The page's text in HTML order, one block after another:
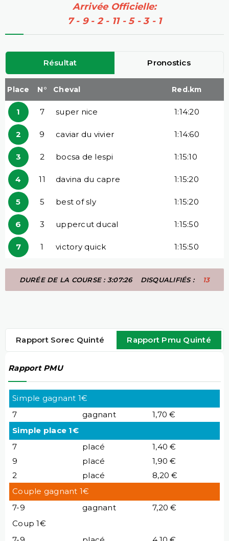
Arrivée Officielle:
7 - 9 - 2 - 11 - 5 - 3 - 1
Résultat Pronostics
Place N° Cheval Red.km
1 7 super nice 1:14:20
2 9 caviar du vivier 1:14:60
3 2 bocsa de lespi 1:15:10
4 11 davina du capre 1:15:20
5 5 best of sly 1:15:20
6 3 uppercut ducal 1:15:50
7 1 victory quick 1:15:50
DURÉE DE LA COURSE : 3:07:26 DISQUALIFIÉS : 13
Rapport Sorec Quinté Rapport Pmu Quinté
Rapport PMU
Simple gagnant 1€
7
gagnant
1,70 €
Simple place 1€
7
placé
1,40 €
9
placé
1,90 €
2
placé
8,20 €
Couple gagnant 1€
7-9
gagnant
7,20 €
Coup 1€